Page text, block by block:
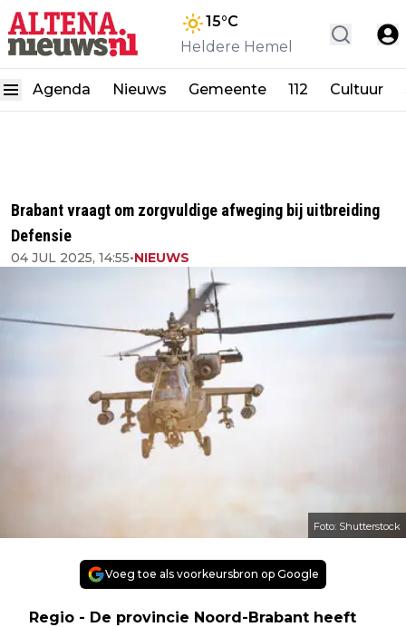
15°C
Heldere Hemel
Agenda Nieuws Gemeente 112 Cultuur
Brabant vraagt om zorgvuldige afweging bij uitbreiding
Defensie
04 JUL 2025, 14:55•NIEUWS
Foto: Shutterstock
Voeg toe als voorkeursbron op Google
Regio - De provincie Noord-Brabant heeft